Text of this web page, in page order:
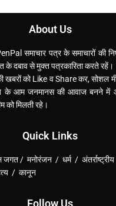
About Us
समाचार पत्र के समाचारों की
के दबाव से मुक्त पत्रकारिता करते रहें।
को Like व Share कर, सोशल
के आम जनमानस की आवाज बनने में
को मिलती रहे।
Quick Links
जगत / मनोरंजन / धर्म /
/ कानून